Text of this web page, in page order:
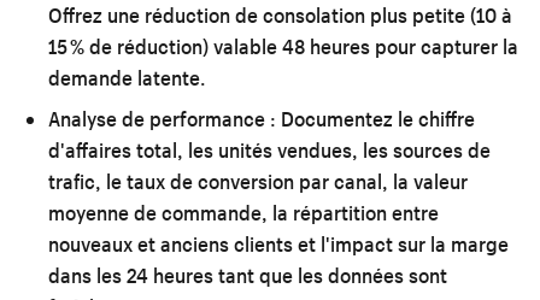
Offrez une réduction de consolation plus petite (10 à
15 % de réduction) valable 48 heures pour capturer la
demande latente.
Analyse de performance : Documentez le chiffre
d'affaires total, les unités vendues, les sources de
trafic, le taux de conversion par canal, la valeur
moyenne de commande, la répartition entre
nouveaux et anciens clients et l'impact sur la marge
dans les 24 heures tant que les données sont